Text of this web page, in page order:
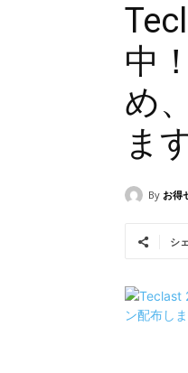
中
め
ま
By お得
シ